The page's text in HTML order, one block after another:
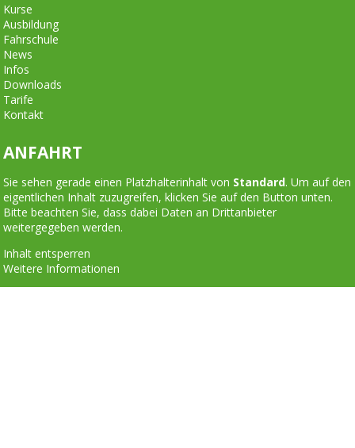
Kurse
Ausbildung
Fahrschule
News
Infos
Downloads
Tarife
Kontakt
ANFAHRT
Sie sehen gerade einen Platzhalterinhalt von Standard. Um auf den
eigentlichen Inhalt zuzugreifen, klicken Sie auf den Button unten.
Bitte beachten Sie, dass dabei Daten an Drittanbieter
weitergegeben werden.
Inhalt entsperren
Weitere Informationen